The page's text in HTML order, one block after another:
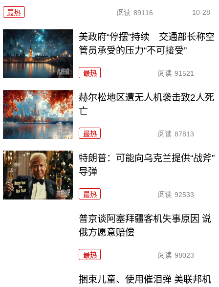
最热 阅读 89116 10-28
美政府“停摆”持续 交通部长称空
管员承受的压力“不可接受”
最热 阅读 91521
赫尔松地区遭无人机袭击致2人死
亡
最热 阅读 87813
特朗普：可能向乌克兰提供“战斧”
导弹
最热 阅读 92533
普京谈阿塞拜疆客机失事原因 说
俄方愿意赔偿
最热 阅读 98023
捆束儿童、使用催泪弹 美联邦机